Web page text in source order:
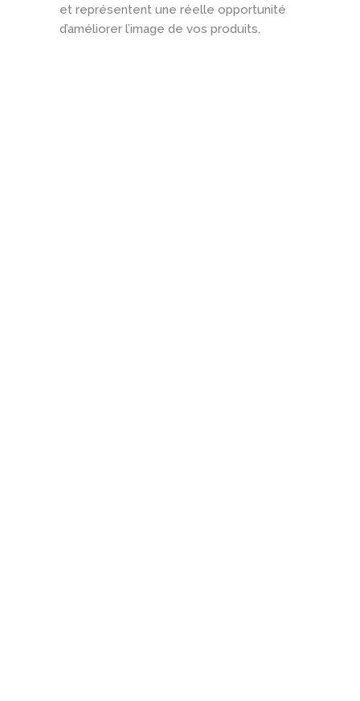
et représentent une réelle opportunité
d’améliorer l’image de vos produits.